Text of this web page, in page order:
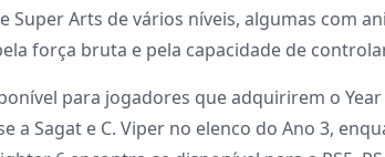
Super Arts de vários níveis, algumas com
força bruta e pela capacidade de
para jogadores que adquirirem o
a Sagat e C. Viper no elenco do Ano 3,